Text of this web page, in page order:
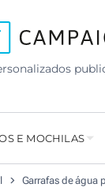
E MOCHILAS
Garrafas de água